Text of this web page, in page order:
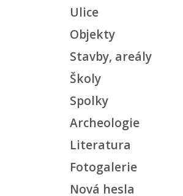
Ulice
Objekty
Stavby, areály
Školy
Spolky
Archeologie
Literatura
Fotogalerie
Nová hesla